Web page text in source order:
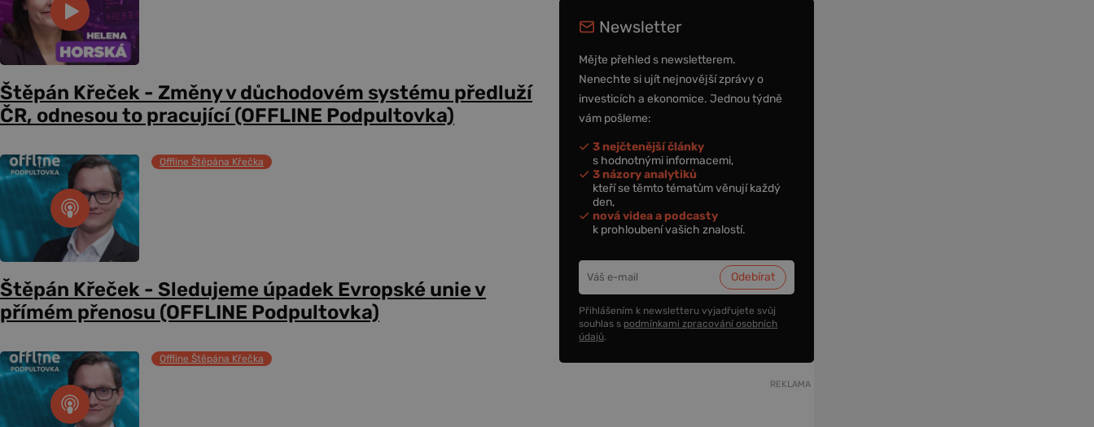
Štěpán Křeček - Změny v důchodovém systému předluží
ČR, odnesou to pracující (OFFLINE Podpultovka)
Offline Štěpána Křečka
Štěpán Křeček - Sledujeme úpadek Evropské unie v
přímém přenosu (OFFLINE Podpultovka)
Offline Štěpána Křečka
Newsletter
Mějte přehled s newsletterem.
Nenechte si ujít nejnovější zprávy o
investicích a ekonomice. Jednou týdně
vám pošleme:
3 nejčtenější články
s hodnotnými informacemi,
3 názory analytiků
kteří se těmto tématům věnují každý
den,
nová videa a podcasty
k prohloubení vašich znalostí.
Přihlášením k newsletteru vyjadřujete svůj
souhlas s podmínkami zpracování osobních
údajů.
REKLAMA